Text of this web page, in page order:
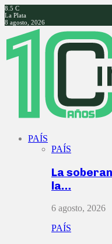
8.5 C
La Plata
8 agosto, 2026
Facebook
Twitter
Instagram
Youtube
PAÍS
PAÍS
La
la…
6 agosto, 2026
PAÍS